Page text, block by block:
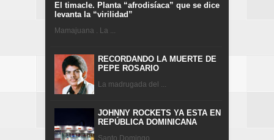
El timacle. Planta “afrodisíaca” que se dice
levanta la “virilidad”
Mamajuana . La ...
RECORDANDO LA MUERTE DE
PEPE ROSARIO
La madrugada del ...
JOHNNY ROCKETS YA ESTA EN
REPÚBLICA DOMINICANA
Santo Domingo ...